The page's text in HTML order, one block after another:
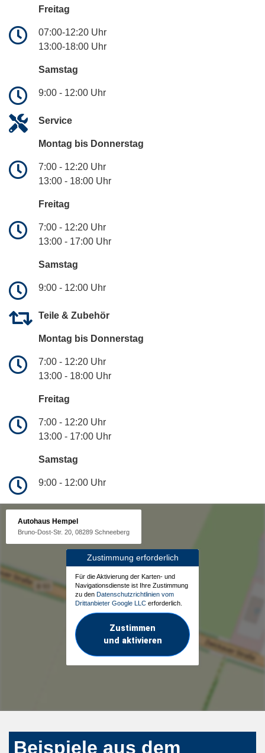
Freitag
07:00-12:20 Uhr
13:00-18:00 Uhr
Samstag
9:00 - 12:00 Uhr
Service
Montag bis Donnerstag
7:00 - 12:20 Uhr
13:00 - 18:00 Uhr
Freitag
7:00 - 12:20 Uhr
13:00 - 17:00 Uhr
Samstag
9:00 - 12:00 Uhr
Teile & Zubehör
Montag bis Donnerstag
7:00 - 12:20 Uhr
13:00 - 18:00 Uhr
Freitag
7:00 - 12:20 Uhr
13:00 - 17:00 Uhr
Samstag
9:00 - 12:00 Uhr
Autohaus Hempel
Bruno-Dost-Str. 20, 08289 Schneeberg
Zustimmung erforderlich
Für die Aktivierung der Karten- und
Navigationsdienste ist Ihre Zustimmung
zu den Datenschutzrichtlinien vom
Drittanbieter Google LLC erforderlich.
Zustimmen
und aktivieren
Beispiele aus dem